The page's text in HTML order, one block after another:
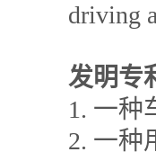
driving
发明专
1. 一种
2. 一种